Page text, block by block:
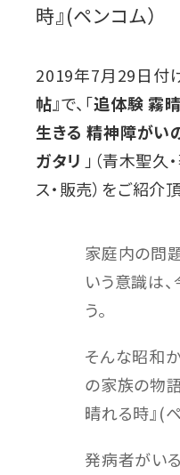
時』(ペンコム）
2019年7月29日付
帖』で、「追体験 霧
生きる 精神障がい
ガタリ 」（青木聖久
ス・販売）をご紹介
家庭内の問
いう意識は
う。
そんな昭和
の家族の物
晴れる時』(
発病者がい